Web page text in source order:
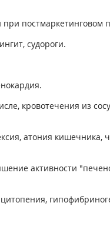
постмаркетинговом
судороги.
кровотечения из
атония кишечника,
активности